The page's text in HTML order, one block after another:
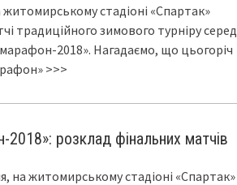
житомирському стадіоні «Спартак»
традиційного зимового турніру серед
2018». Нагадаємо, що цьогоріч
>>>
2018»: розклад фінальних матчів
на житомирському стадіоні «Спартак»